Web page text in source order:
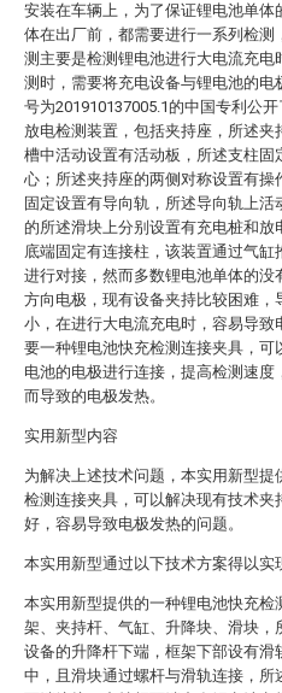
安装在车辆上，为了保证锂电池单体
体在出厂前，都需要进行一系列检测
测主要是检测锂电池进行大电流充电
测时，需要将充电设备与锂电池的电
号为201910137005.1的中国专利公
放电检测装置，包括夹持座，所述夹
槽中活动设置有活动板，所述支柱固
心；所述夹持座的两侧对称设置有操
固定设置有导向轨，所述导向轨上活
的所述滑块上分别设置有充电桩和放
底端固定有连接柱，该装置通过气缸
进行对接，然而多数锂电池单体的没
方向电极，现有设备夹持比较困难，
小，在进行大电流充电时，容易导致
要一种锂电池快充检测连接夹具，可
电池的电极进行连接，提高检测速度
而导致的电极发热。
实用新型内容
为解决上述技术问题，本实用新型提
检测连接夹具，可以解决现有技术夹
好，容易导致电极发热的问题。
本实用新型通过以下技术方案得以实
本实用新型提供的一种锂电池快充检
架、夹持杆、气缸、升降块、滑块，
设备的升降杆下端，框架下部设有滑
中，且滑块通过螺杆与滑轨连接，所